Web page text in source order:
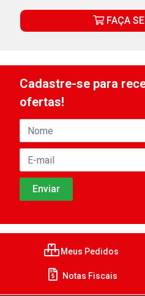
FAÇA
Cadastre-se para
ofertas!
Meus Pedidos
Notas Fiscais